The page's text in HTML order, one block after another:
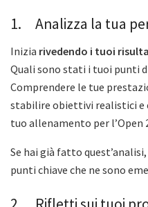
1. Analizza la tua
Inizia rivedendo i tuoi
Quali sono stati i tuoi punti
Comprendere le tue
stabilire obiettivi realistici e
tuo allenamento per l’Open
Se hai già fatto
punti chiave che ne sono